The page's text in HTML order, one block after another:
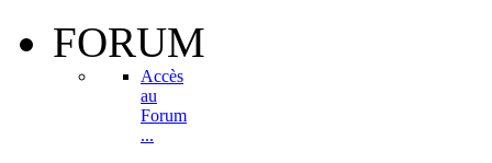
FORUM
Accès
au
Forum
...